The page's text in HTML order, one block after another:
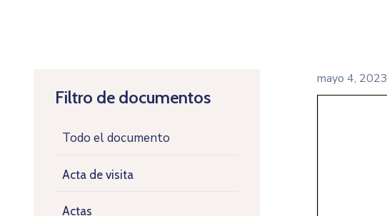
Filtro de documentos
Todo el documento
Acta de visita
Actas
mayo 4, 2023